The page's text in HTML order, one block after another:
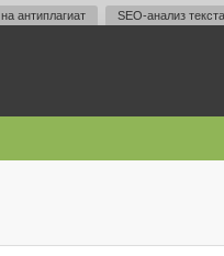
антиплагиат SEO-анализ текста